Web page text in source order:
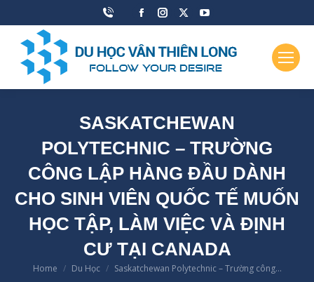
Facebook
opens
in
Instagram
opens
in
opens
in
YouTube
opens
in
SASKATCHEWAN
POLYTECHNIC – TRƯỜNG
CÔNG LẬP HÀNG ĐẦU DÀNH
CHO SINH VIÊN QUỐC TẾ MUỐN
HỌC TẬP, LÀM VIỆC VÀ ĐỊNH
CƯ TẠI CANADA
You are here:
Home Du Học Saskatchewan Polytechnic – Trường công…